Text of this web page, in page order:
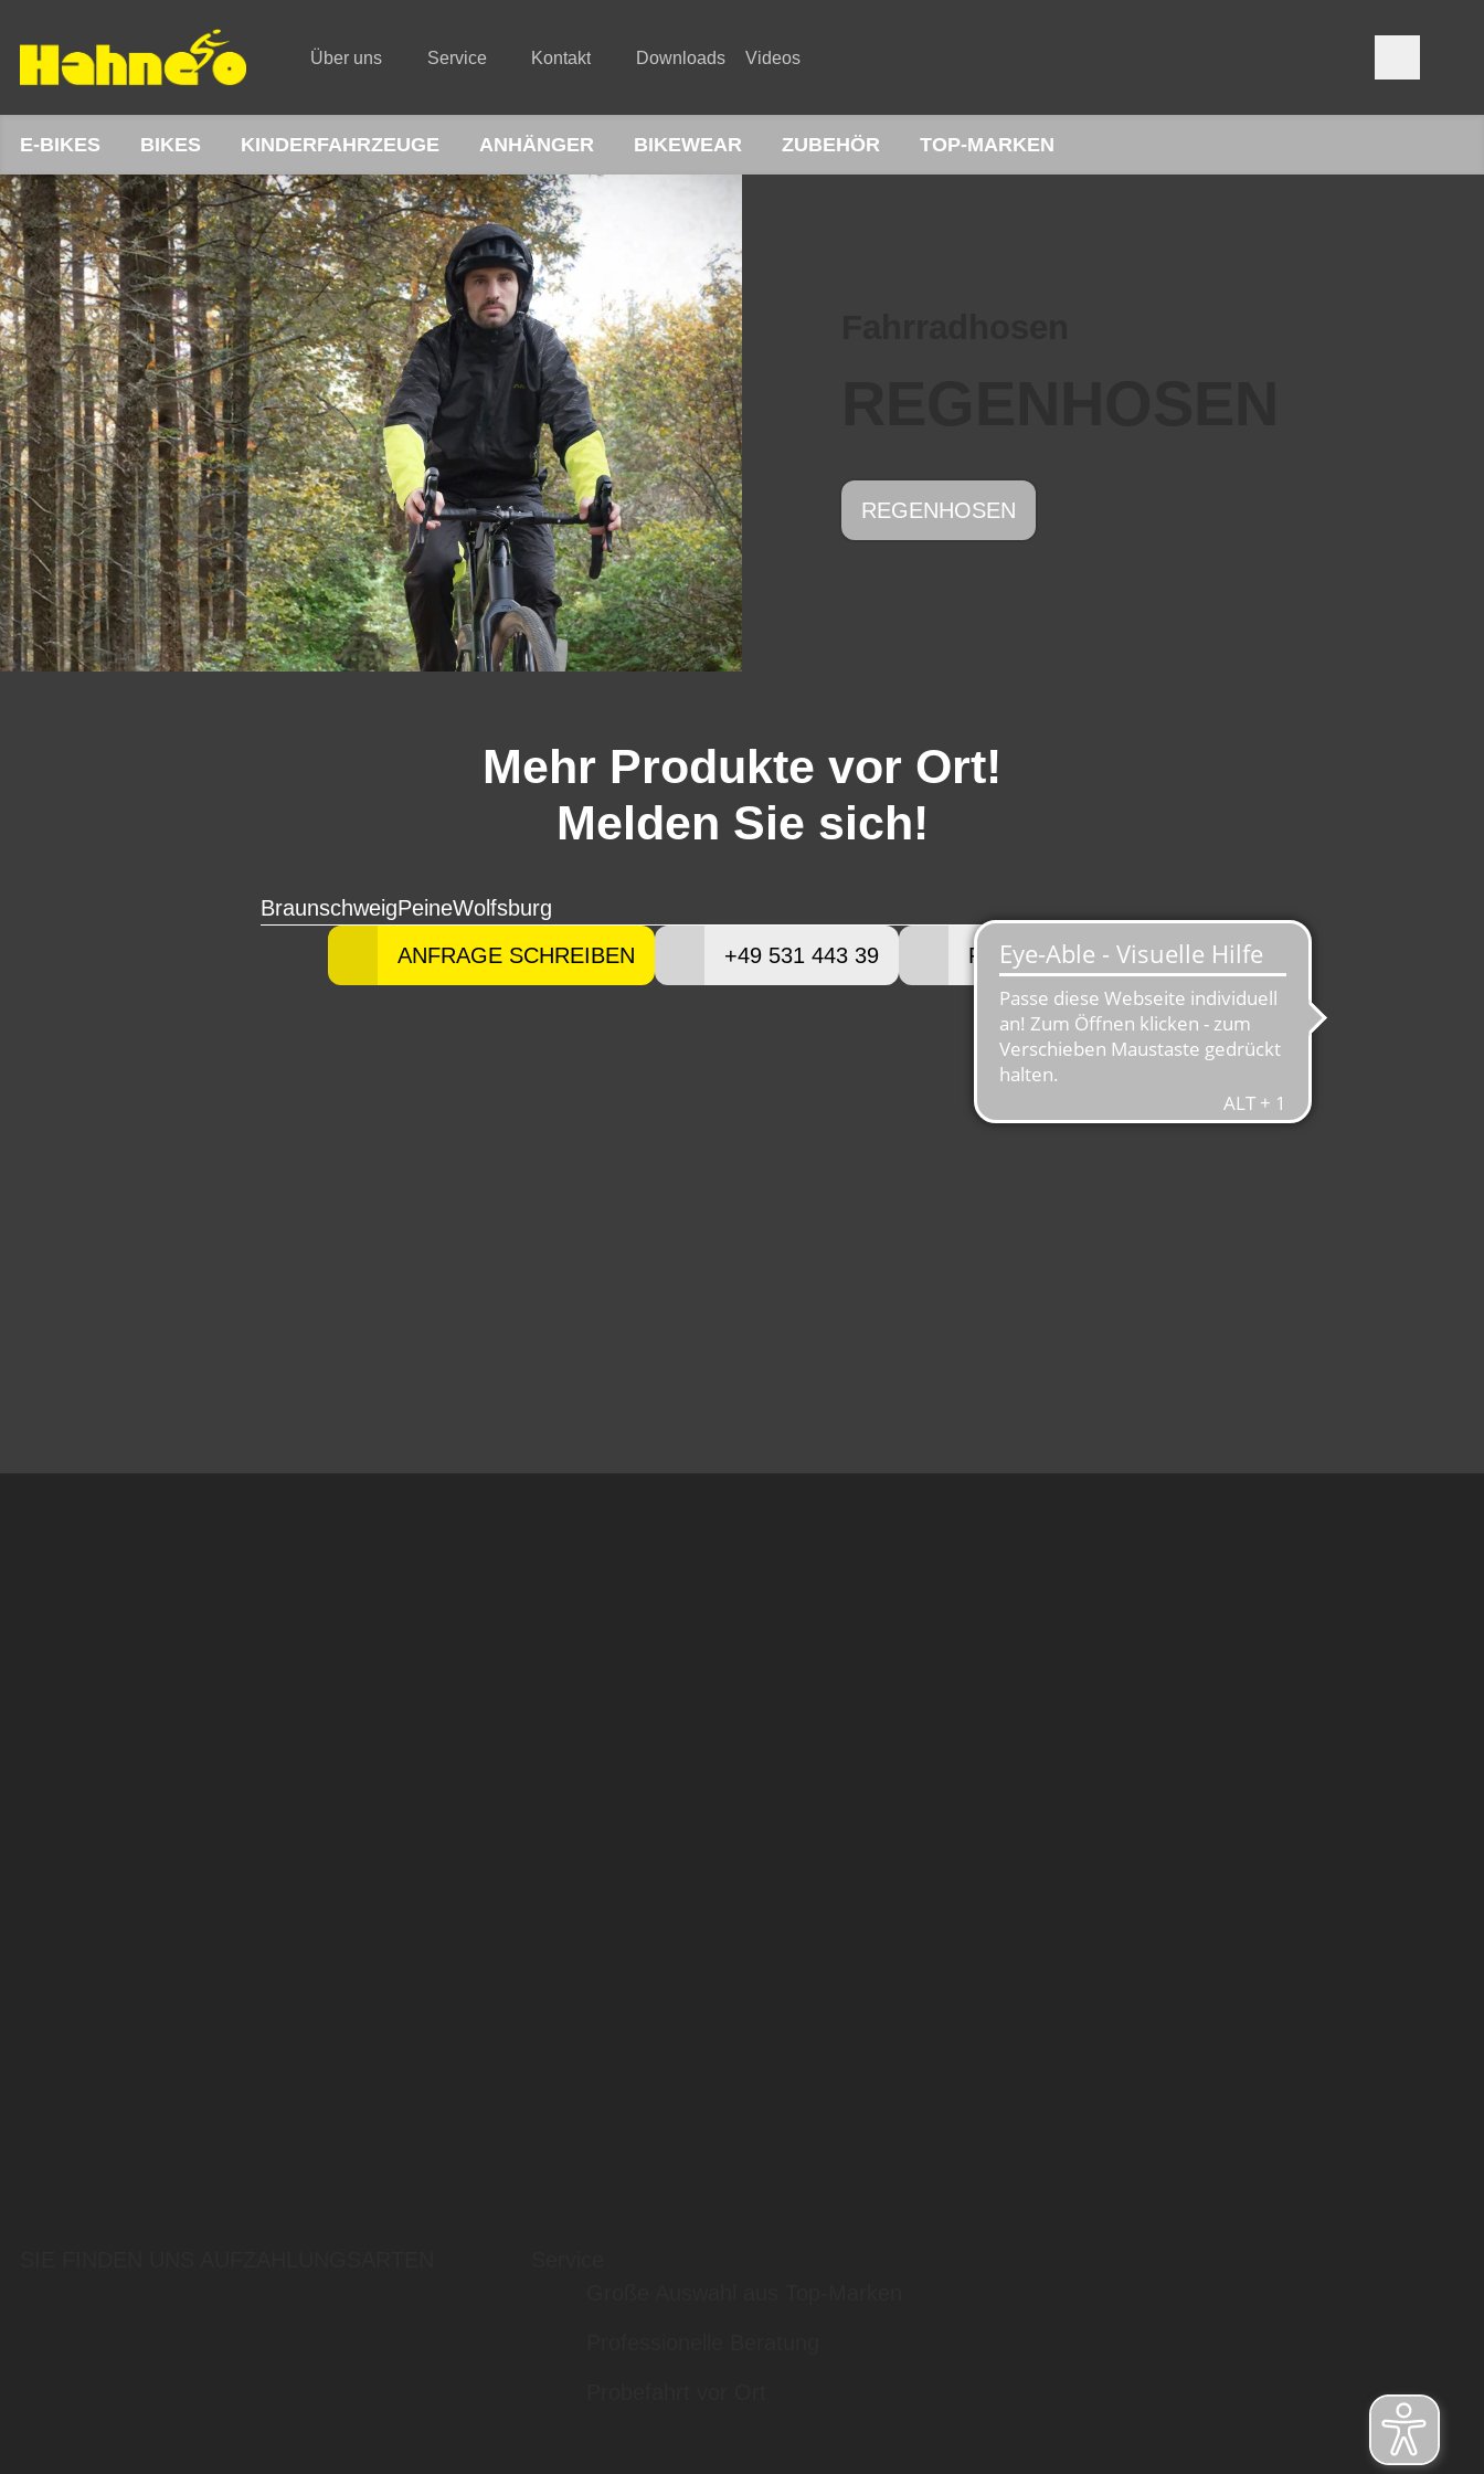
Über uns Service Kontakt Downloads Videos
E-BIKES BIKES KINDERFAHRZEUGE ANHÄNGER BIKEWEAR ZUBEHÖR TOP-MARKEN
REGENHOSEN
Mehr Produkte vor Ort!
Melden Sie sich!
BraunschweigPeineWolfsburg
ANFRAGE SCHREIBEN
+49 531 443 39 ROUTE PLANEN